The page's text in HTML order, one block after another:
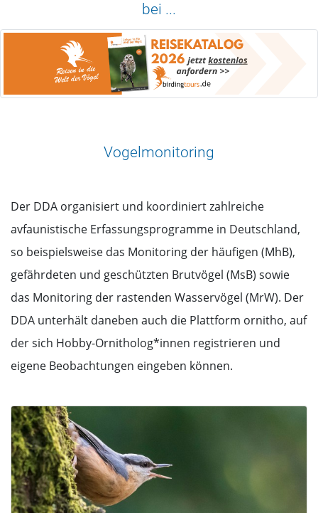
bei ...
Vogelmonitoring
Der DDA organisiert und koordiniert zahlreiche
avfaunistische Erfassungsprogramme in Deutschland,
so beispielsweise das Monitoring der häufigen (MhB),
gefährdeten und geschützten Brutvögel (MsB) sowie
das Monitoring der rastenden Wasservögel (MrW). Der
DDA unterhält daneben auch die Plattform ornitho, auf
der sich Hobby-Ornitholog*innen registrieren und
eigene Beobachtungen eingeben können.